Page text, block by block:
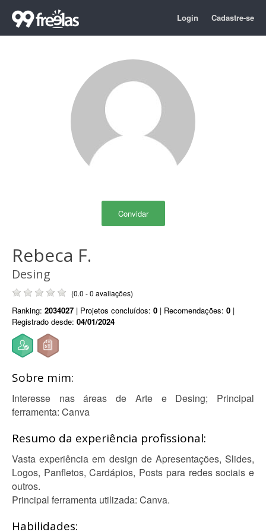
Login Cadastre-se
Convidar
Rebeca F.
Desing
(0.0 - 0 avaliações)
Ranking: 2034027 | Projetos concluídos: 0 | Recomendações: 0 |
Registrado desde: 04/01/2024
Sobre mim:
Interesse nas áreas de Arte e Desing; Principal
ferramenta: Canva
Resumo da experiência profissional:
Vasta experiência em design de Apresentações, Slides,
Logos, Panfletos, Cardápios, Posts para redes sociais e
outros.
Principal ferramenta utilizada: Canva.
Habilidades: